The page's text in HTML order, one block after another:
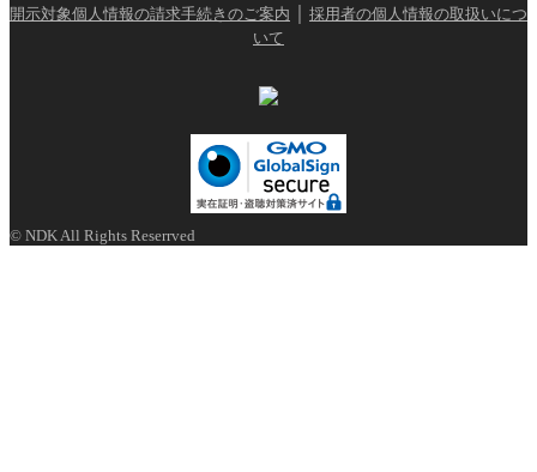
開示対象個人情報の請求手続きのご案内
採用者の個人情報の取扱いにつ
いて
© NDK All Rights Reserrved